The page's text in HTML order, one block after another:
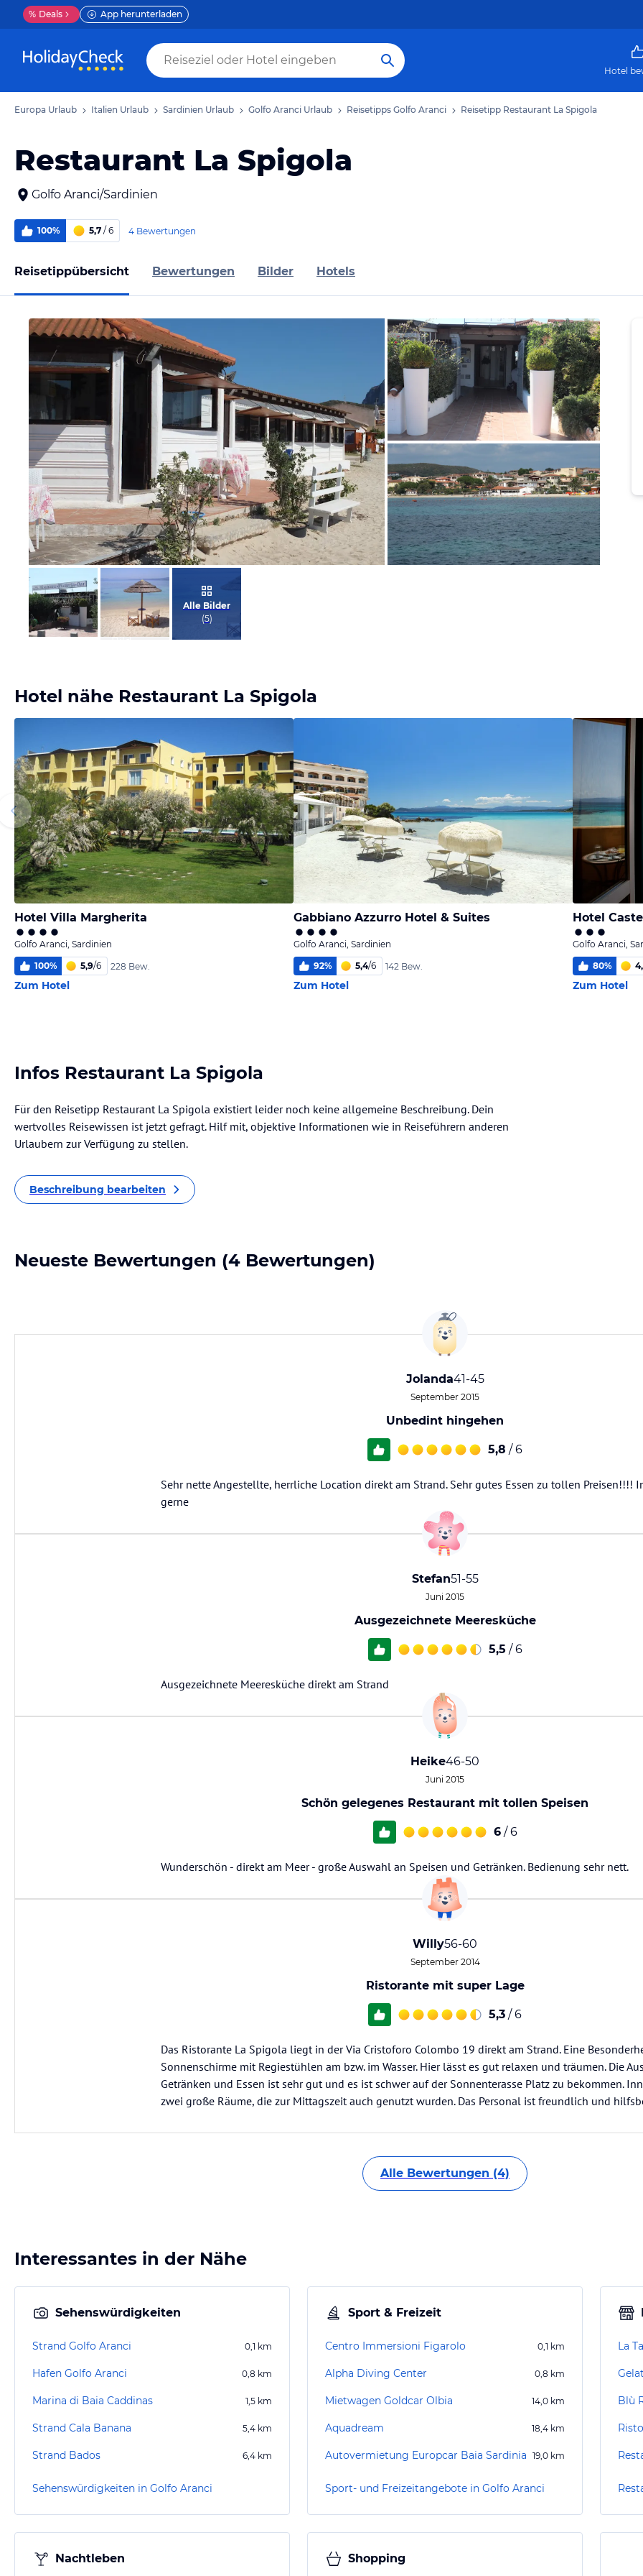
% Deals App herunterladen
Hotel
Europa Urlaub Italien Urlaub Sardinien Urlaub Golfo Aranci Urlaub Reisetipps Golfo Aranci Reisetipp Restaurant La Spigola
Restaurant La Spigola
Golfo Aranci/Sardinien
100% 5,7 / 6 4 Bewertungen
Reisetippübersicht Bewertungen Bilder Hotels
Bild melden
von Willy
Bild melden
von Willy
Bild
Alle Bilder
(5)
Hotel nähe Restaurant La Spigola
Hotel Villa Margherita
Golfo Aranci, Sardinien
100% 5,9/6 228 Bew.
Zum Hotel
Gabbiano Azzurro Hotel & Suites
Golfo Aranci, Sardinien
92% 5,4/6 142 Bew.
Zum Hotel
Hotel
Golfo Aranci,
80%
Zum Hotel
Infos Restaurant La Spigola
Für den Reisetipp Restaurant La Spigola existiert leider noch keine allgemeine Beschreibung. Dein
wertvolles Reisewissen ist jetzt gefragt. Hilf mit, objektive Informationen wie in Reiseführern anderen
Urlaubern zur Verfügung zu stellen.
Beschreibung bearbeiten
Neueste Bewertungen (4 Bewertungen)
Jolanda41-45
September 2015
Unbedint hingehen
5,8 / 6
Sehr nette Angestellte, herrliche Location direkt am Strand. Sehr gutes Essen zu tollen Preisen!!!!
gerne
Stefan51-55
Juni 2015
Ausgezeichnete Meeresküche
5,5 / 6
Ausgezeichnete Meeresküche direkt am Strand
Heike46-50
Juni 2015
Schön gelegenes Restaurant mit tollen Speisen
6 / 6
Wunderschön - direkt am Meer - große Auswahl an Speisen und Getränken. Bedienung sehr nett.
Willy56-60
September 2014
Ristorante mit super Lage
5,3 / 6
Das Ristorante La Spigola liegt in der Via Cristoforo Colombo 19 direkt am Strand. Eine
Sonnenschirme mit Regiestühlen am bzw. im Wasser. Hier lässt es gut relaxen und träumen. Die
Getränken und Essen ist sehr gut und es ist schwer auf der Sonnenterasse Platz zu bekommen.
zwei große Räume, die zur Mittagszeit auch genutzt wurden. Das Personal ist freundlich und
Alle Bewertungen (4)
Interessantes in der Nähe
Sehenswürdigkeiten
Strand Golfo Aranci 0,1 km
Hafen Golfo Aranci 0,8 km
Marina di Baia Caddinas 1,5 km
Strand Cala Banana 5,4 km
Strand Bados 6,4 km
Sehenswürdigkeiten in Golfo Aranci
Sport & Freizeit
Centro Immersioni Figarolo 0,1 km
Alpha Diving Center 0,8 km
Mietwagen Goldcar Olbia 14,0 km
Aquadream 18,4 km
Autovermietung Europcar Baia Sardinia 19,0 km
Sport- und Freizeitangebote in Golfo Aranci
La
Blù
Nachtleben Shopping